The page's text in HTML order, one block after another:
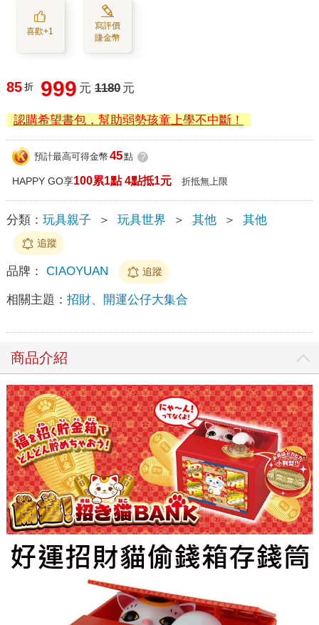
喜歡+1
寫評價
賺金幣
85 折 999 元 1180 元
認購希望書包，幫助弱勢孩童上學不中斷！
預計最高可得金幣 45點 ?
HAPPY GO享100累1點 4點抵1元 折抵無上限
分類： 玩具親子 ＞ 玩具世界 ＞ 其他 ＞ 其他
追蹤
品牌： CIAOYUAN 追蹤
相關主題： 招財、開運公仔大集合
商品介紹